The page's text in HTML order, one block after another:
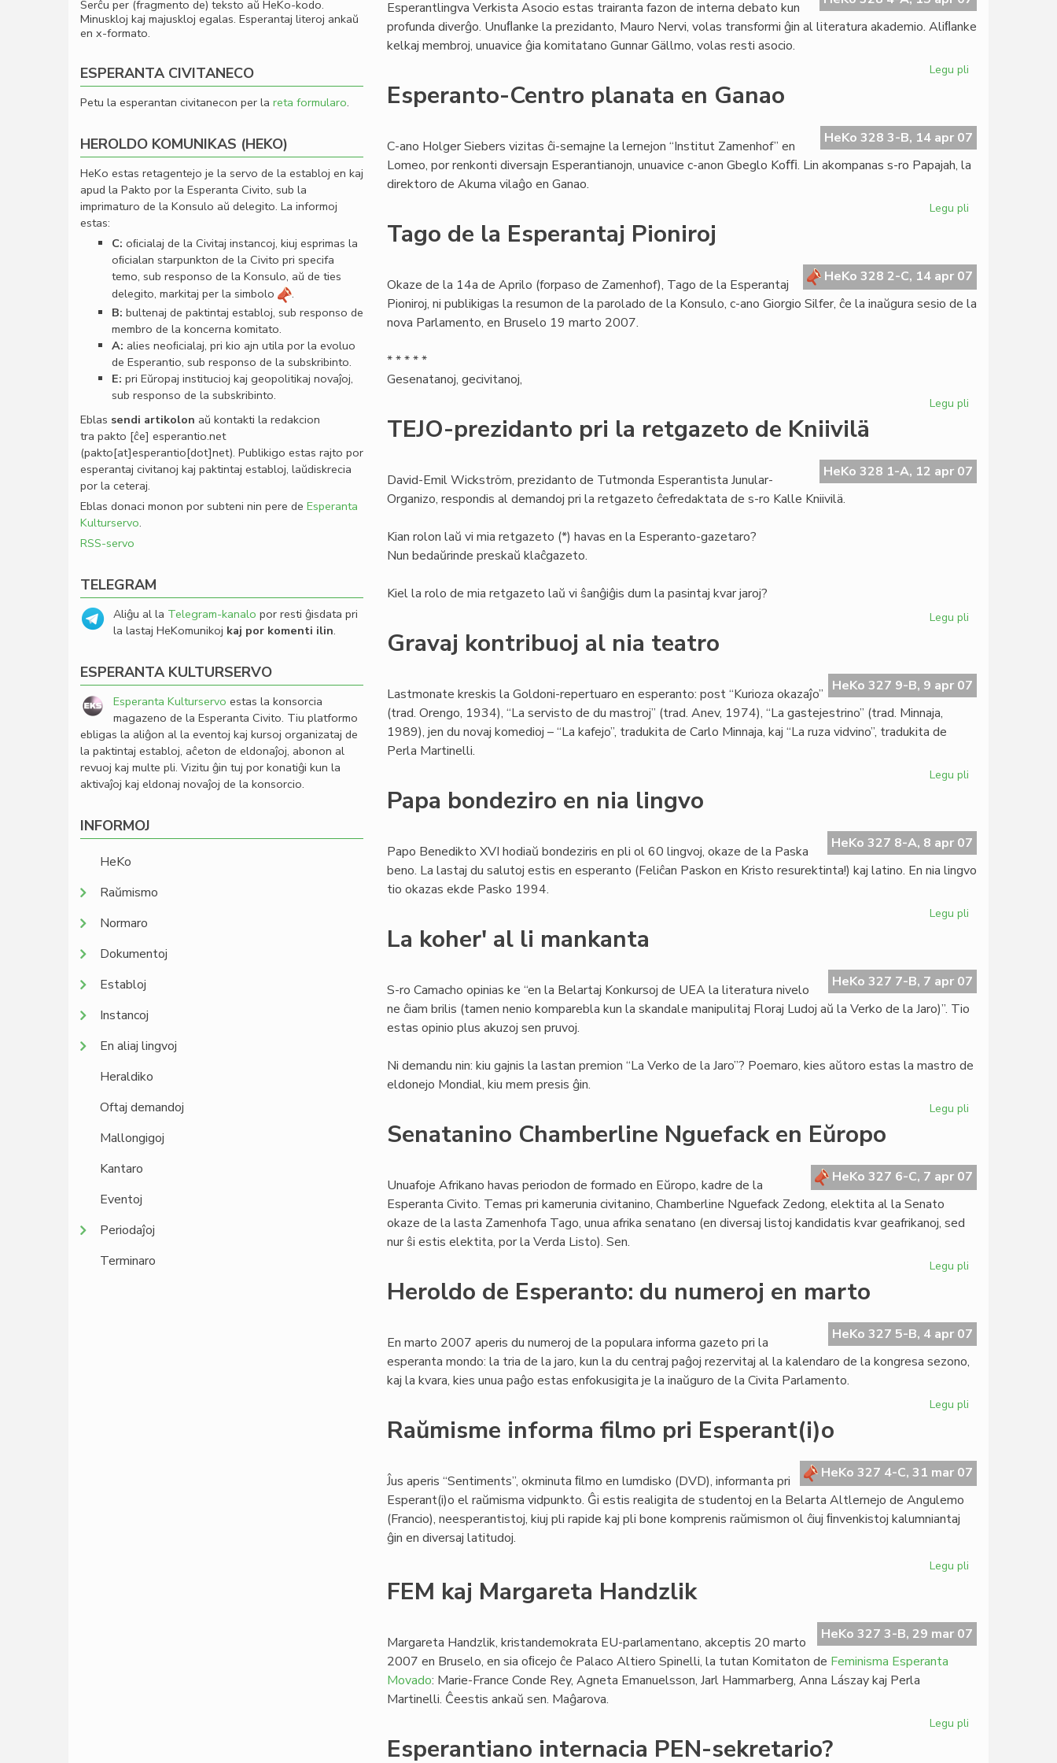
Esperantlingva Verkista Asocio estas trairanta fazon de interna debato kun
profunda diverĝo. Unuﬂanke la prezidanto, Mauro Nervi, volas transformi ĝin al literatura akademio. Aliﬂanke
kelkaj membroj, unuavice ĝia komitatano Gunnar Gällmo, volas resti asocio.
Legu pli
akADAMO...
Esperanto-Centro planata en Ganao
HeKo 328 3-B, 14 apr 07
C-ano Holger Siebers vizitas ĉi-semajne la lernejon “Institut Zamenhof” en
Lomeo, por renkonti diversajn Esperantianojn, unuavice c-anon Gbeglo Koﬃ. Lin akompanas s-ro Papajah, la
direktoro de Akuma vilaĝo en Ganao.
Legu pli
en
Ganao
Tago de la Esperantaj Pioniroj
HeKo 328 2-C, 14 apr 07
Okaze de la 14a de Aprilo (forpaso de Zamenhof), Tago de la Esperantaj
Pioniroj, ni publikigas la resumon de la parolado de la Konsulo, c-ano Giorgio Silfer, ĉe la inaŭgura sesio de la
nova Parlamento, en Bruselo 19 marto 2007.
* * * * *
Gesenatanoj, gecivitanoj,
Legu pli
Esperantaj
Pioniroj
TEJO-prezidanto pri la retgazeto de Kniivilä
HeKo 328 1-A, 12 apr 07
David-Emil Wickström, prezidanto de Tutmonda Esperantista Junular-
Organizo, respondis al demandoj pri la retgazeto ĉefredaktata de s-ro Kalle Kniivilä.
Kian rolon laŭ vi mia retgazeto (*) havas en la Esperanto-gazetaro?
Nun bedaŭrinde preskaŭ klaĉgazeto.
Kiel la rolo de mia retgazeto laŭ vi ŝanĝiĝis dum la pasintaj kvar jaroj?
Legu pli
la
retgazeto
Gravaj kontribuoj al nia teatro
HeKo 327 9-B, 9 apr 07
Lastmonate kreskis la Goldoni-repertuaro en esperanto: post “Kurioza okazaĵo”
(trad. Orengo, 1934), “La servisto de du mastroj” (trad. Anev, 1974), “La gastejestrino” (trad. Minnaja,
1989), jen du novaj komedioj – “La kafejo”, tradukita de Carlo Minnaja, kaj “La ruza vidvino”, tradukita de
Perla Martinelli.
Legu pli
nia
teatro
Papa bondeziro en nia lingvo
HeKo 327 8-A, 8 apr 07
Papo Benedikto XVI hodiaŭ bondeziris en pli ol 60 lingvoj, okaze de la Paska
beno. La lastaj du salutoj estis en esperanto (Feliĉan Paskon en Kristo resurektinta!) kaj latino. En nia lingvo
tio okazas ekde Pasko 1994.
Legu pli
nia
lingvo
La koher' al li mankanta
HeKo 327 7-B, 7 apr 07
S-ro Camacho opinias ke “en la Belartaj Konkursoj de UEA la literatura nivelo
ne ĉiam brilis (tamen nenio komparebla kun la skandale manipulitaj Floraj Ludoj aŭ la Verko de la Jaro)”. Tio
estas opinio plus akuzoj sen pruvoj.
Ni demandu nin: kiu gajnis la lastan premion “La Verko de la Jaro”? Poemaro, kies aŭtoro estas la mastro de
eldonejo Mondial, kiu mem presis ĝin.
Legu pli
li
mankanta
Senatanino Chamberline Nguefack en Eŭropo
HeKo 327 6-C, 7 apr 07
Unuafoje Afrikano havas periodon de formado en Eŭropo, kadre de la
Esperanta Civito. Temas pri kamerunia civitanino, Chamberline Nguefack Zedong, elektita al la Senato
okaze de la lasta Zamenhofa Tago, unua afrika senatano (en diversaj listoj kandidatis kvar geafrikanoj, sed
nur ŝi estis elektita, por la Verda Listo). Sen.
Legu pli
en
Eŭropo
Heroldo de Esperanto: du numeroj en marto
HeKo 327 5-B, 4 apr 07
En marto 2007 aperis du numeroj de la populara informa gazeto pri la
esperanta mondo: la tria de la jaro, kun la du centraj paĝoj rezervitaj al la kalendaro de la kongresa sezono,
kaj la kvara, kies unua paĝo estas enfokusigita je la inaŭguro de la Civita Parlamento.
Legu pli
du
numeroj
Raŭmisme informa filmo pri Esperant(i)o
HeKo 327 4-C, 31 mar 07
Ĵus aperis “Sentiments”, okminuta ﬁlmo en lumdisko (DVD), informanta pri
Esperant(i)o el raŭmisma vidpunkto. Ĝi estis realigita de studentoj en la Belarta Altlernejo de Angulemo
(Francio), neesperantistoj, kiuj pli rapide kaj pli bone komprenis raŭmismon ol ĉiuj ﬁnvenkistoj kalumniantaj
ĝin en diversaj latitudoj.
Legu pli
pri
Esperant(i)o
FEM kaj Margareta Handzlik
HeKo 327 3-B, 29 mar 07
Margareta Handzlik, kristandemokrata EU-parlamentano, akceptis 20 marto
2007 en Bruselo, en sia oﬁcejo ĉe Palaco Altiero Spinelli, la tutan Komitaton de Feminisma Esperanta
Movado: Marie-France Conde Rey, Agneta Emanuelsson, Jarl Hammarberg, Anna Lászay kaj Perla
Martinelli. Ĉeestis ankaŭ sen. Maĝarova.
Legu pli
Esperantiano internacia PEN-sekretario?
Serĉu per (fragmento de) teksto aŭ HeKo-kodo.
Minuskloj kaj majuskloj egalas. Esperantaj literoj ankaŭ
en x-formato.
ESPERANTA CIVITANECO
Petu la esperantan civitanecon per la reta formularo.
HEROLDO KOMUNIKAS (HEKO)
HeKo estas retagentejo je la servo de la establoj en kaj
apud la Pakto por la Esperanta Civito, sub la
imprimaturo de la Konsulo aŭ delegito. La informoj
estas:
C: oﬁcialaj de la Civitaj instancoj, kiuj esprimas la
oﬁcialan starpunkton de la Civito pri specifa
temo, sub responso de la Konsulo, aŭ de ties
delegito, markitaj per la simbolo
.
B: bultenaj de paktintaj establoj, sub responso de
membro de la koncerna komitato.
A: alies neoﬁcialaj, pri kio ajn utila por la evoluo
de Esperantio, sub responso de la subskribinto.
E: pri Eŭropaj institucioj kaj geopolitikaj novaĵoj,
sub responso de la subskribinto.
Eblas sendi artikolon aŭ kontakti la redakcion
tra pakto [ĉe] esperantio.net
(pakto[at]esperantio[dot]net). Publikigo estas rajto por
esperantaj civitanoj kaj paktintaj establoj, laŭdiskrecia
por la ceteraj.
Eblas donaci monon por subteni nin pere de Esperanta
Kulturservo.
RSS-servo
TELEGRAM
Aliĝu al la Telegram-kanalo por resti ĝisdata pri
la lastaj HeKomunikoj kaj por komenti ilin.
ESPERANTA KULTURSERVO
Esperanta Kulturservo estas la konsorcia
magazeno de la Esperanta Civito. Tiu platformo
ebligas la aliĝon al la eventoj kaj kursoj organizataj de
la paktintaj establoj, aĉeton de eldonaĵoj, abonon al
revuoj kaj multe pli. Vizitu ĝin tuj por konatiĝi kun la
aktivaĵoj kaj eldonaj novaĵoj de la konsorcio.
INFORMOJ
HeKo
Raŭmismo
Normaro
Dokumentoj
Establoj
Instancoj
En aliaj lingvoj
Heraldiko
Oftaj demandoj
Mallongigoj
Kantaro
Eventoj
Periodaĵoj
Terminaro